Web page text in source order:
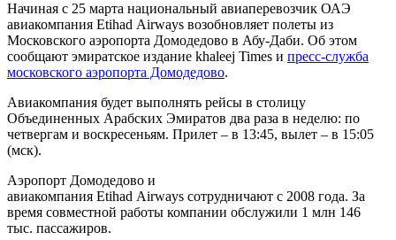
Начиная с 25 марта национальный авиаперевозчик ОАЭ
авиакомпания Etihad Airways возобновляет полеты из
Московского аэропорта Домодедово в Абу-Даби. Об этом
сообщают эмиратское издание khaleej Times и пресс-служба
московского аэропорта Домодедово.
Авиакомпания будет выполнять рейсы в столицу
Объединенных Арабских Эмиратов два раза в неделю: по
четвергам и воскресеньям. Прилет – в 13:45, вылет – в 15:05
(мск).
Аэропорт Домодедово и
авиакомпания Etihad Airways сотрудничают с 2008 года. За
время совместной работы компании обслужили 1 млн 146
тыс. пассажиров.